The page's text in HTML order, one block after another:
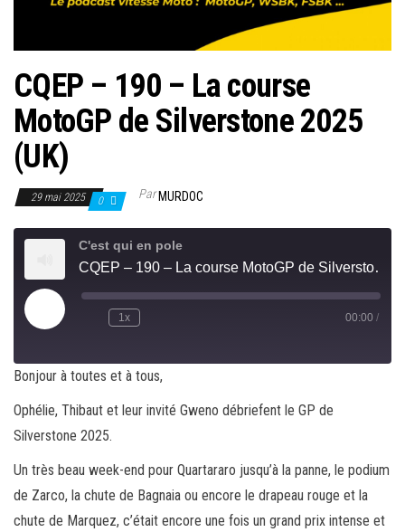
CQEP – 190 – La course
MotoGP de Silverstone 2025
(UK)
29 mai 2025 0 ParMURDOC
C'est qui en pole
CQEP – 190 – La course MotoGP de Silverstone 2025 (UK)
Play
Episode
Rewind
1x
seconds
00:00 /
Bonjour à toutes et à tous,
Ophélie, Thibaut et leur invité Gweno débriefent le GP de
Silverstone 2025.
Un très beau week-end pour Quartararo jusqu’à la panne, le podium
de Zarco, la chute de Bagnaia ou encore le drapeau rouge et la
chute de Marquez, c’était encore une fois un grand prix intense et